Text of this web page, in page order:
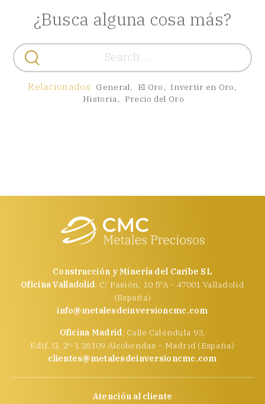
¿Busca alguna cosa más?
Buscar:
Relacionados: General , El Oro , Invertir en Oro,
Historia , Precio del Oro
Construcción y Minería del Caribe SL
Oficina Valladolid: C/ Pasión, 10 5ºA - 47001 Valladolid
(España)
info@metalesdeinversioncmc.com
Oficina Madrid: Calle Caléndula 93,
Edif. G, 2º-1 28109 Alcobendas – Madrid (España)
clientes@metalesdeinversioncmc.com
Atención al cliente